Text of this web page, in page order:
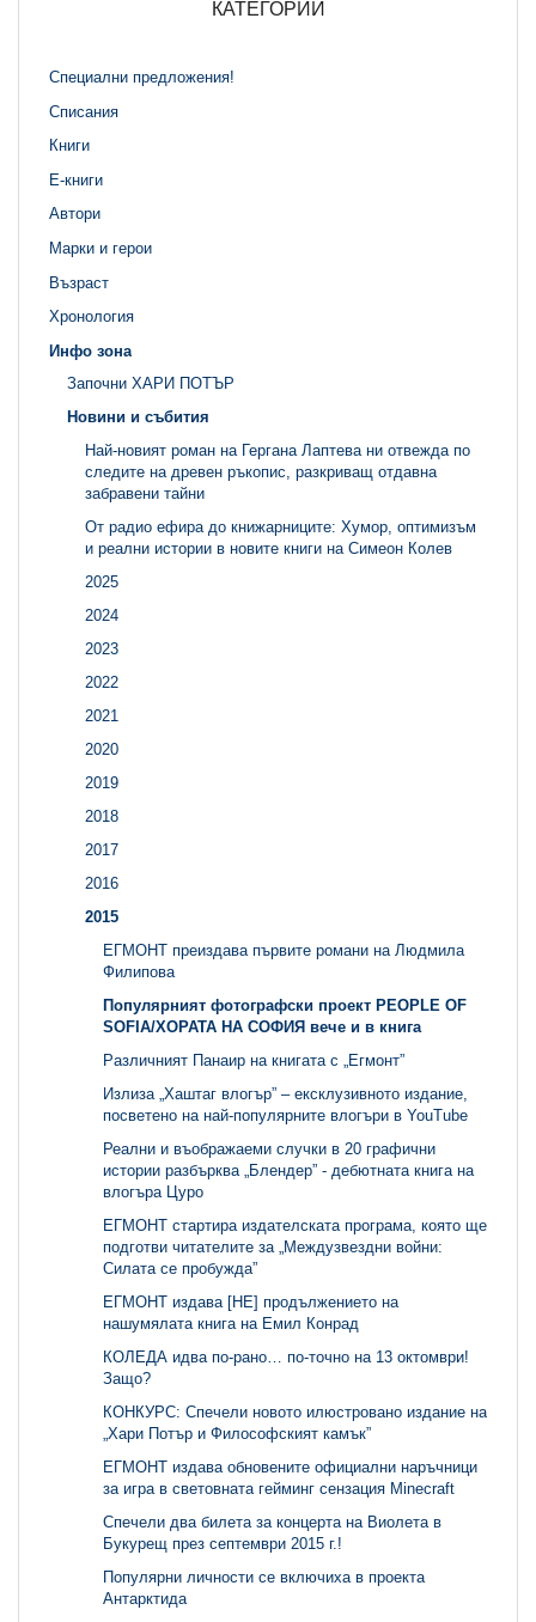
КАТЕГОРИИ
Специални предложения!
Списания
Книги
Е-книги
Автори
Марки и герои
Възраст
Хронология
Инфо зона
Започни ХАРИ ПОТЪР
Новини и събития
Най-новият роман на Гергана Лаптева ни отвежда по
следите на древен ръкопис, разкриващ отдавна
забравени тайни
От радио ефира до книжарниците: Хумор, оптимизъм
и реални истории в новите книги на Симеон Колев
2025
2024
2023
2022
2021
2020
2019
2018
2017
2016
2015
ЕГМОНТ преиздава първите романи на Людмила
Филипова
Популярният фотографски проект PEOPLE OF
SOFIA/ХОРАТА НА СОФИЯ вече и в книга
Различният Панаир на книгата с „Егмонт”
Излиза „Хаштаг влогър” – ексклузивното издание,
посветено на най-популярните влогъри в YouTube
Реални и въображаеми случки в 20 графични
истории разбърква „Блендер” - дебютната книга на
влогъра Цуро
ЕГМОНТ стартира издателската програма, която ще
подготви читателите за „Междузвездни войни:
Силата се пробужда”
ЕГМОНТ издава [НЕ] продължението на
нашумялата книга на Емил Конрад
КОЛЕДА идва по-рано… по-точно на 13 октомври!
Защо?
КОНКУРС: Спечели новото илюстровано издание на
„Хари Потър и Философският камък”
ЕГМОНТ издава обновените официални наръчници
за игра в световната гейминг сензация Minecraft
Спечели два билета за концерта на Виолета в
Букурещ през септември 2015 г.!
Популярни личности се включиха в проекта
Антарктида